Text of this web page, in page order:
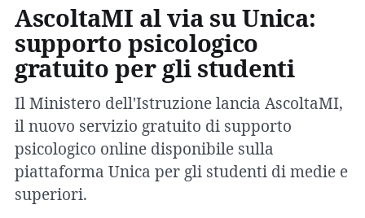
AscoltaMI al via su Unica:
supporto psicologico
gratuito per gli studenti
Il Ministero dell'Istruzione lancia AscoltaMI,
il nuovo servizio gratuito di supporto
psicologico online disponibile sulla
piattaforma Unica per gli studenti di medie e
superiori.